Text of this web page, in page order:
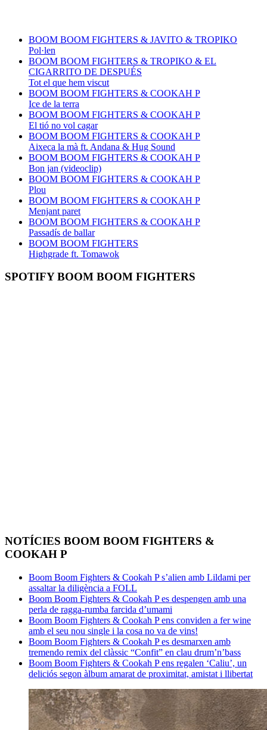
BOOM BOOM FIGHTERS & JAVITO & TROPIKO
Pol·len
BOOM BOOM FIGHTERS & TROPIKO & EL
CIGARRITO DE DESPUÉS
Tot el que hem viscut
BOOM BOOM FIGHTERS & COOKAH P
Ice de la terra
BOOM BOOM FIGHTERS & COOKAH P
El tió no vol cagar
BOOM BOOM FIGHTERS & COOKAH P
Aixeca la mà ft. Andana & Hug Sound
BOOM BOOM FIGHTERS & COOKAH P
Bon jan (videoclip)
BOOM BOOM FIGHTERS & COOKAH P
Plou
BOOM BOOM FIGHTERS & COOKAH P
Menjant paret
BOOM BOOM FIGHTERS & COOKAH P
Passadís de ballar
BOOM BOOM FIGHTERS
Highgrade ft. Tomawok
SPOTIFY BOOM BOOM FIGHTERS
NOTÍCIES BOOM BOOM FIGHTERS &
COOKAH P
Boom Boom Fighters & Cookah P s’alien amb Lildami per
assaltar la diligència a FOLL
Boom Boom Fighters & Cookah P es despengen amb una
perla de ragga-rumba farcida d’umami
Boom Boom Fighters & Cookah P ens conviden a fer wine
amb el seu nou single i la cosa no va de vins!
Boom Boom Fighters & Cookah P es desmarxen amb
tremendo remix del clàssic “Confit” en clau drum’n’bass
Boom Boom Fighters & Cookah P ens regalen ‘Caliu’, un
deliciós segon àlbum amarat de proximitat, amistat i llibertat